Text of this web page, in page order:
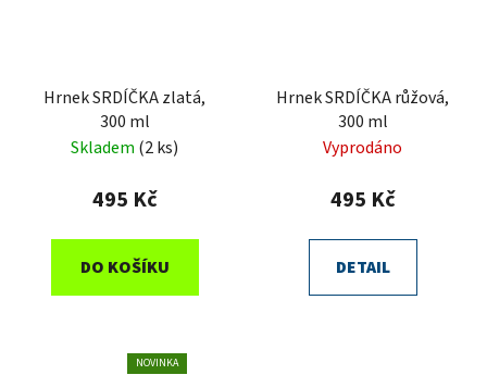
Hrnek SRDÍČKA zlatá,
300 ml
Skladem (2 ks)
495 Kč
DO KOŠÍKU
Hrnek SRDÍČKA růžová,
300 ml
Vyprodáno
495 Kč
DETAIL
NOVINKA